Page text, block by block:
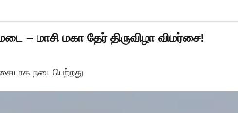
– மாசி மகா தேர் திருவிழா விமர்சை!
நடைபெற்றது